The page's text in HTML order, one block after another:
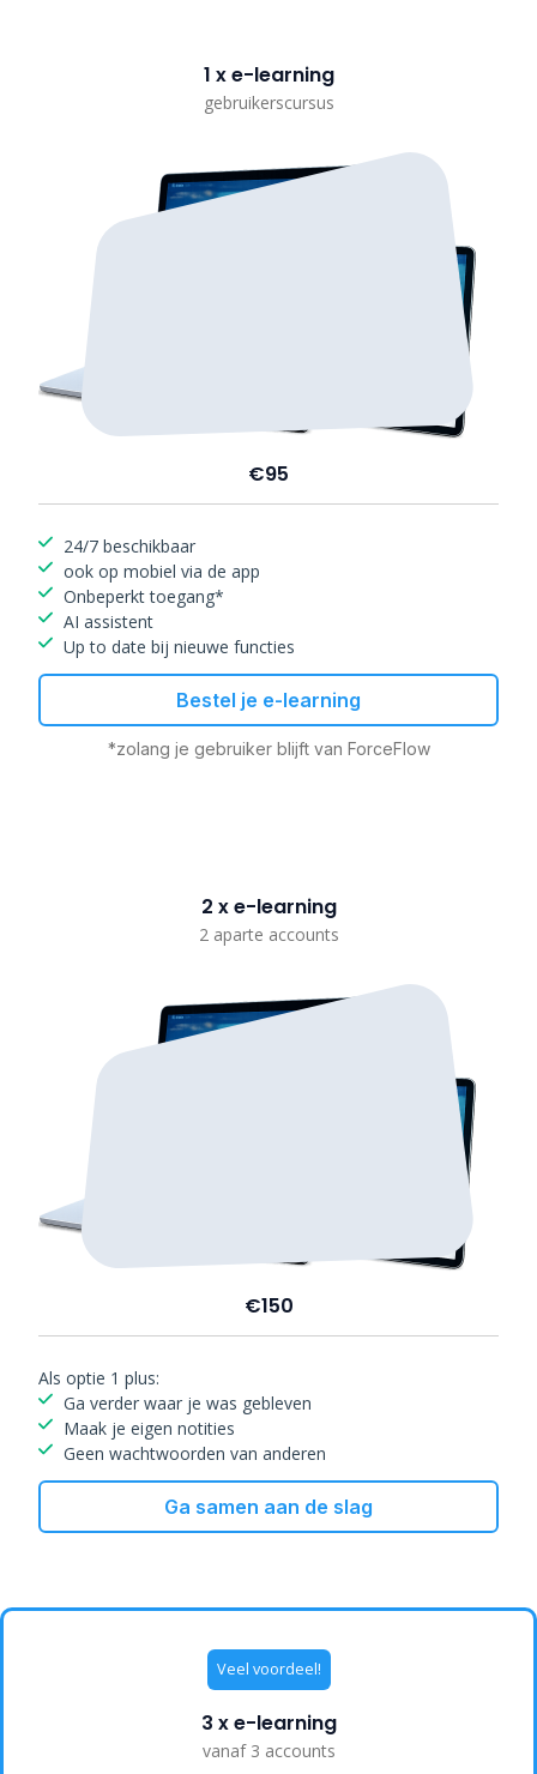
1 x e-learning
gebruikerscursus
€95
24/7 beschikbaar
ook op mobiel via de app
Onbeperkt toegang*
AI assistent
Up to date bij nieuwe functies
Bestel je e-learning
*zolang je gebruiker blijft van ForceFlow
2 x e-learning
2 aparte accounts
€150
Als optie 1 plus:
Ga verder waar je was gebleven
Maak je eigen notities
Geen wachtwoorden van anderen
Ga samen aan de slag
Veel voordeel!
3 x e-learning
vanaf 3 accounts